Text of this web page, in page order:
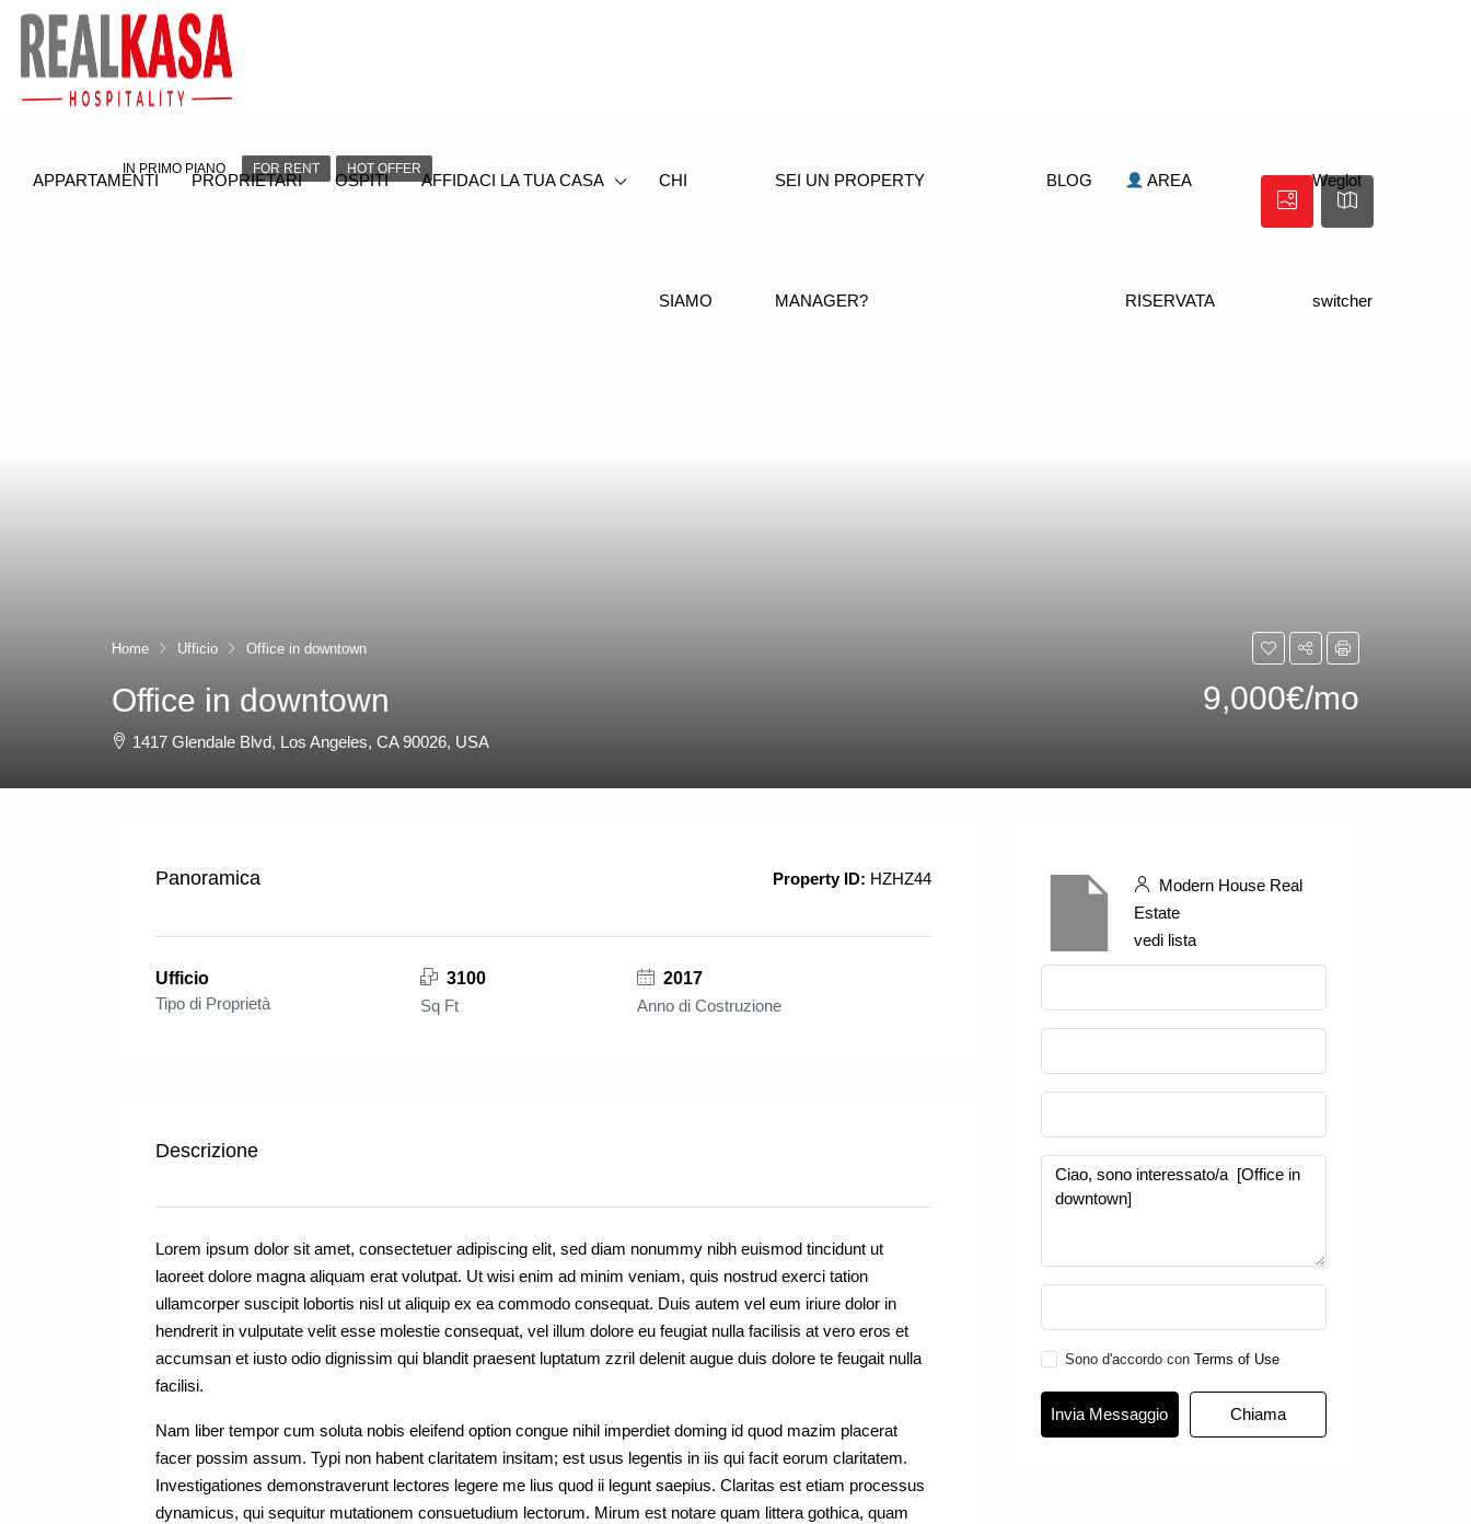
APPARTAMENTI PROPRIETARI OSPITI AFFIDACI LA TUA CASA CHI
SIAMO
SEI UN PROPERTY
MANAGER?
BLOG AREA
RISERVATA
Weglot
switcher
IN PRIMO PIANO FOR RENT HOT OFFER
Home Ufficio Office in downtown
Office in downtown 9,000€/mo
1417 Glendale Blvd, Los Angeles, CA 90026, USA
Panoramica Property ID: HZHZ44
Ufficio
Tipo di Proprietà
3100
Sq Ft
2017
Anno di Costruzione
Descrizione
Lorem ipsum dolor sit amet, consectetuer adipiscing elit, sed diam nonummy nibh euismod tincidunt ut
laoreet dolore magna aliquam erat volutpat. Ut wisi enim ad minim veniam, quis nostrud exerci tation
ullamcorper suscipit lobortis nisl ut aliquip ex ea commodo consequat. Duis autem vel eum iriure dolor in
hendrerit in vulputate velit esse molestie consequat, vel illum dolore eu feugiat nulla facilisis at vero eros et
accumsan et iusto odio dignissim qui blandit praesent luptatum zzril delenit augue duis dolore te feugait nulla
facilisi.
Nam liber tempor cum soluta nobis eleifend option congue nihil imperdiet doming id quod mazim placerat
facer possim assum. Typi non habent claritatem insitam; est usus legentis in iis qui facit eorum claritatem.
Investigationes demonstraverunt lectores legere me lius quod ii legunt saepius. Claritas est etiam processus
dynamicus, qui sequitur mutationem consuetudium lectorum. Mirum est notare quam littera gothica, quam
Modern House Real
Estate
vedi lista
Sono d'accordo con Terms of Use
Invia Messaggio Chiama